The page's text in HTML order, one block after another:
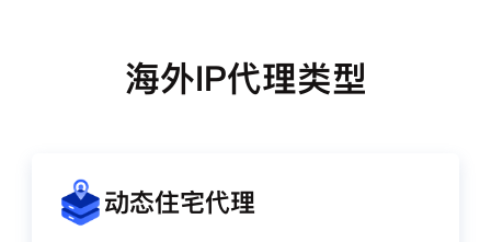
海外IP代理类型
动态住宅代理